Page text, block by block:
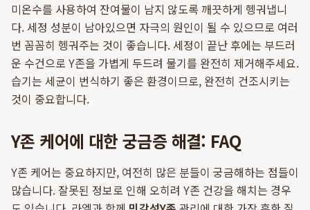
미온수를 사용하여 잔여물이 남지 않도록 깨끗하게 헹궈냅니
다. 세정 성분이 남아있으면 자극의 원인이 될 수 있으므로 여러
번 꼼꼼히 헹궈주는 것이 좋습니다. 세정이 끝난 후에는 부드러
운 수건으로 Y존을 가볍게 두드려 물기를 완전히 제거해주세요.
습기는 세균이 번식하기 좋은 환경이므로, 완전히 건조시키는
것이 중요합니다.
Y존 케어에 대한 궁금증 해결: FAQ
Y존 케어는 중요하지만, 여전히 많은 분들이 궁금해하는 점들이
많습니다. 잘못된 정보로 인해 오히려 Y존 건강을 해치는 경우